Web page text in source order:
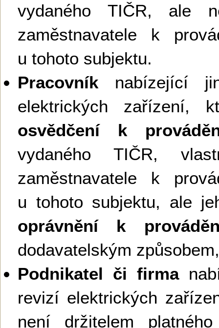
vydaného TIČR, ale
zaměstnavatele k
u tohoto subjektu.
Pracovník nabízející
elektrických zařízení,
osvědčení k
vydaného TIČR,
zaměstnavatele k
u tohoto subjektu, ale
oprávnění k
dodavatelským
Podnikatel či firma
revizí elektrických
není držitelem